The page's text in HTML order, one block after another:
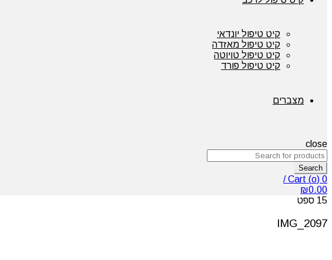
קיט טיפול יונדאי
קיט טיפול מאזדה
קיט טיפול טויוטה
קיט טיפול פורד
מצברים
close
Search
Cart (o) 0
/
₪0.00
15 ספט
IMG_2097